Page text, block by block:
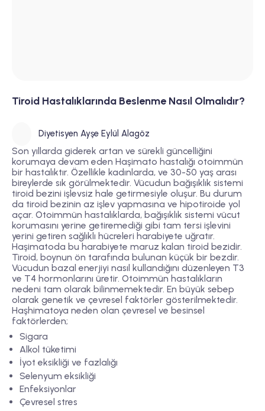
Tiroid Hastalıklarında Beslenme Nasıl Olmalıdır?
Diyetisyen Ayşe Eylül Alagöz
Son yıllarda giderek artan ve sürekli güncelliğini
korumaya devam eden Haşimato hastalığı otoimmün
bir hastalıktır. Özellikle kadınlarda, ve 30-50 yaş arası
bireylerde sık görülmektedir. Vücudun bağışıklık sistemi
tiroid bezini işlevsiz hale getirmesiyle oluşur. Bu durum
da tiroid bezinin az işlev yapmasına ve hipotiroide yol
açar. Otoimmün hastalıklarda, bağışıklık sistemi vücut
korumasını yerine getiremediği gibi tam tersi işlevini
yerini getiren sağlıklı hücreleri harabiyete uğratır.
Haşimatoda bu harabiyete maruz kalan tiroid bezidir.
Tiroid, boynun ön tarafında bulunan küçük bir bezdir.
Vücudun bazal enerjiyi nasıl kullandığını düzenleyen T3
ve T4 hormonlarını üretir. Otoimmün hastalıkların
nedeni tam olarak bilinmemektedir. En büyük sebep
olarak genetik ve çevresel faktörler gösterilmektedir.
Haşhimatoya neden olan çevresel ve besinsel
faktörlerden;
Sigara
Alkol tüketimi
İyot eksikliği ve fazlalığı
Selenyum eksikliği
Enfeksiyonlar
Çevresel stres